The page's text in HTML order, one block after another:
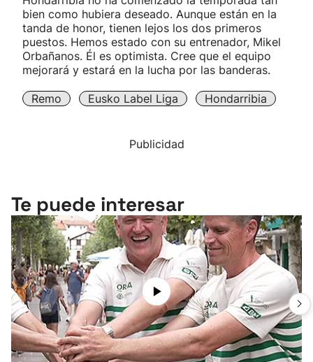
"Helmuga"
bien como hubiera deseado. Aunque están en la
tanda de honor, tienen lejos los dos primeros
puestos. Hemos estado con su entrenador, Mikel
Orbañanos. Él es optimista. Cree que el equipo
mejorará y estará en la lucha por las banderas.
Remo Eusko Label Liga Hondarribia
Publicidad
Te puede interesar